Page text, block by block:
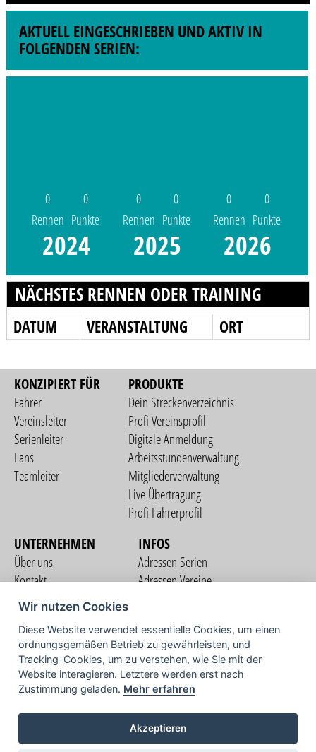
AKTUELL EINGESCHRIEBEN UND AKTIV IN
FOLGENDEN SERIEN:
0
Rennen
0
Punkte
2024
0
Rennen
0
Punkte
2025
0
Rennen
0
Punkte
2026
NÄCHSTES RENNEN ODER TRAINING
DATUM VERANSTALTUNG ORT
KONZIPIERT FÜR
Fahrer
Vereinsleiter
Serienleiter
Fans
Teamleiter
PRODUKTE
Dein Streckenverzeichnis
Profi Vereinsprofil
Digitale Anmeldung
Arbeitsstundenverwaltung
Mitgliederverwaltung
Live Übertragung
Profi Fahrerprofil
UNTERNEHMEN
Über uns
Kontakt
Nutzungsbedingungen
Datenschutzerklärung
Impressum
INFOS
Adressen Serien
Adressen Vereine
COMMUNITY
TV
Wir nutzen Cookies
Diese Website verwendet essentielle Cookies, um einen
ordnungsgemäßen Betrieb zu gewährleisten, und
Tracking-Cookies, um zu verstehen, wie Sie mit der
Website interagieren. Letztere werden erst nach
Zustimmung geladen. Mehr erfahren
Akzeptieren